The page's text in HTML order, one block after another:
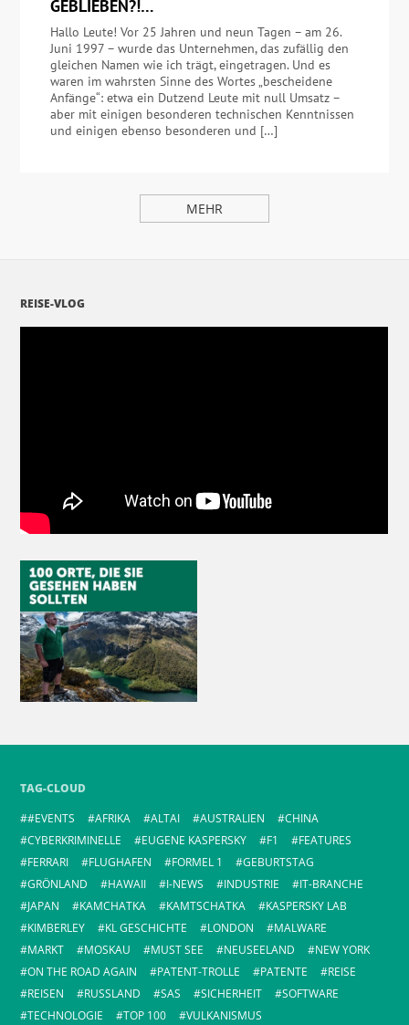
GEBLIEBEN?!…
Hallo Leute! Vor 25 Jahren und neun Tagen – am 26.
Juni 1997 – wurde das Unternehmen, das zufällig den
gleichen Namen wie ich trägt, eingetragen. Und es
waren im wahrsten Sinne des Wortes „bescheidene
Anfänge“: etwa ein Dutzend Leute mit null Umsatz –
aber mit einigen besonderen technischen Kenntnissen
und einigen ebenso besonderen und […]
MEHR
REISE-VLOG
TAG-CLOUD
#EVENTS
AFRIKA ALTAI AUSTRALIEN
CHINA
CYBERKRIMINELLE
EUGENE KASPERSKY F1
FEATURES
FERRARI
FLUGHAFEN FORMEL 1
GEBURTSTAG
GRÖNLAND
HAWAII I-NEWS INDUSTRIE
IT-BRANCHE
JAPAN
KAMCHATKA KAMTSCHATKA
KASPERSKY LAB
KIMBERLEY
KL GESCHICHTE LONDON
MALWARE
MARKT
MOSKAU MUST SEE NEUSEELAND
NEW YORK
ON THE ROAD AGAIN
PATENT-TROLLE PATENTE
REISE
REISEN
RUSSLAND SAS SICHERHEIT
SOFTWARE
TECHNOLOGIE
TOP 100
VULKANISMUS